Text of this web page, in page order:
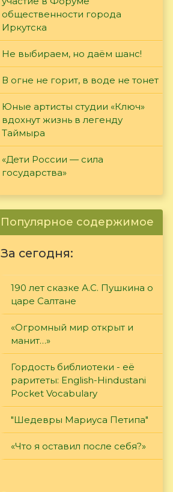
общественности города
Иркутска
Не выбираем, но даём шанс!
В огне не горит, в воде не тонет
Юные артисты студии «Ключ»
вдохнут жизнь в легенду
Таймыра
«Дети России — сила
государства»
Популярное содержимое
За сегодня:
190 лет сказке А.С. Пушкина о
царе Салтане
«Огромный мир открыт и
манит…»
Гордость библиотеки - её
раритеты: English-Hindustani
Pocket Vocabulary
"Шедевры Мариуса Петипа"
«Что я оставил после себя?»